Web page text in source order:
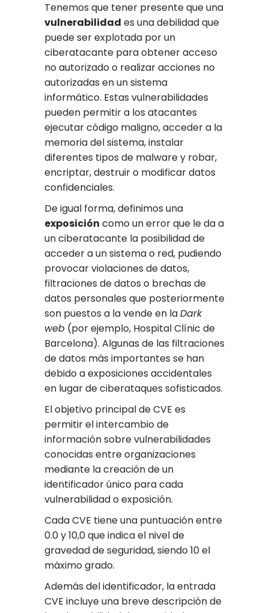
Tenemos que tener presente que una
vulnerabilidad es una debilidad que
puede ser explotada por un
ciberatacante para obtener acceso
no autorizado o realizar acciones no
autorizadas en un sistema
informático. Estas vulnerabilidades
pueden permitir a los atacantes
ejecutar código maligno, acceder a la
memoria del sistema, instalar
diferentes tipos de malware y robar,
encriptar, destruir o modificar datos
confidenciales.
De igual forma, definimos una
exposición como un error que le da a
un ciberatacante la posibilidad de
acceder a un sistema o red, pudiendo
provocar violaciones de datos,
filtraciones de datos o brechas de
datos personales que posteriormente
son puestos a la vende en laDark
web (por ejemplo, Hospital Clínic de
Barcelona). Algunas de las filtraciones
de datos más importantes se han
debido a exposiciones accidentales
en lugar de ciberataques sofisticados.
El objetivo principal de CVE es
permitir el intercambio de
información sobre vulnerabilidades
conocidas entre organizaciones
mediante la creación de un
identificador único para cada
vulnerabilidad o exposición.
Cada CVE tiene una puntuación entre
0.0 y 10,0 que indica el nivel de
gravedad de seguridad, siendo 10 el
máximo grado.
Además del identificador, la entrada
CVE incluye una breve descripción de